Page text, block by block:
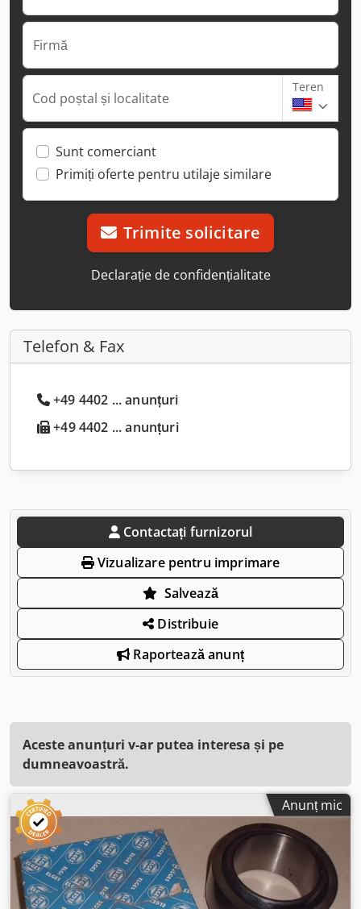
Firmă
Cod poștal și localitate
Teren
Sunt comerciant
Primiți oferte pentru utilaje similare
Trimite solicitare
Declarație de confidențialitate
Telefon & Fax
+49 4402 ... anunțuri
+49 4402 ... anunțuri
Contactați furnizorul
Vizualizare pentru imprimare
Salvează
Distribuie
Raportează anunț
Aceste anunțuri v-ar putea interesa și pe
dumneavoastră.
Anunț mic